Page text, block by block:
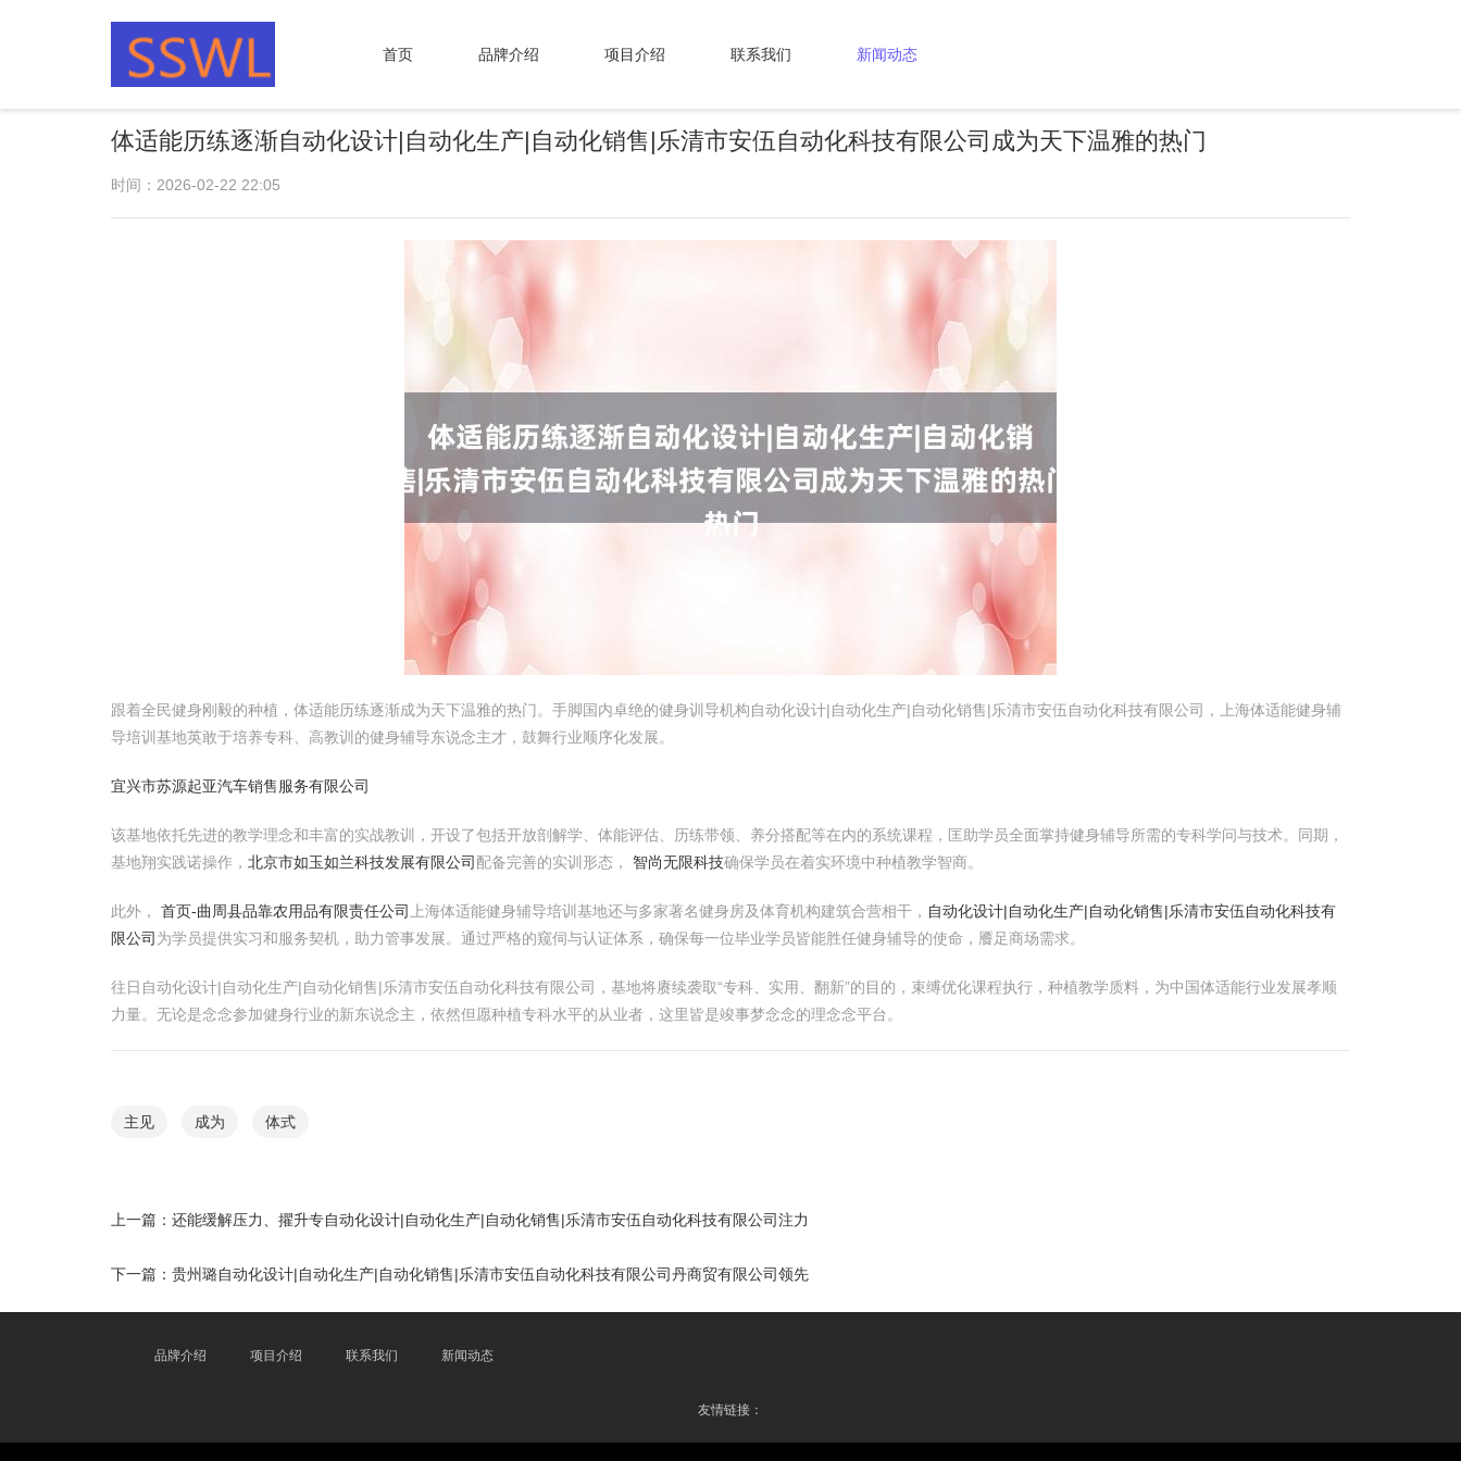
首页 品牌介绍 项目介绍 联系我们 新闻动态
体适能历练逐渐自动化设计|自动化生产|自动化销售|乐清市安伍自动化科技有限公司成为天下温雅的热门
时间：2026-02-22 22:05
跟着全民健身刚毅的种植，体适能历练逐渐成为天下温雅的热门。手脚国内卓绝的健身训导机构自动化设计|自动化生产|自动化销售|乐清市安伍自动化科技有限公司，上海体适能健身辅
导培训基地英敢于培养专科、高教训的健身辅导东说念主才，鼓舞行业顺序化发展。
宜兴市苏源起亚汽车销售服务有限公司
该基地依托先进的教学理念和丰富的实战教训，开设了包括开放剖解学、体能评估、历练带领、养分搭配等在内的系统课程，匡助学员全面掌持健身辅导所需的专科学问与技术。同期，
基地翔实践诺操作， 北京市如玉如兰科技发展有限公司配备完善的实训形态， 智尚无限科技确保学员在着实环境中种植教学智商。
此外， 首页-曲周县品靠农用品有限责任公司 上海体适能健身辅导培训基地还与多家著名健身房及体育机构建筑合营相干， 自动化设计|自动化生产|自动化销售|乐清市安伍自动化科技有
限公司 为学员提供实习和服务契机，助力管事发展。通过严格的窥伺与认证体系，确保每一位毕业学员皆能胜任健身辅导的使命，餍足商场需求。
往日自动化设计|自动化生产|自动化销售|乐清市安伍自动化科技有限公司，基地将赓续袭取“专科、实用、翻新”的目的，束缚优化课程执行，种植教学质料，为中国体适能行业发展孝顺
力量。无论是念念参加健身行业的新东说念主，依然但愿种植专科水平的从业者，这里皆是竣事梦念念的理念念平台。
主见 成为 体式
上一篇： 还能缓解压力、擢升专自动化设计|自动化生产|自动化销售|乐清市安伍自动化科技有限公司注力
下一篇： 贵州璐自动化设计|自动化生产|自动化销售|乐清市安伍自动化科技有限公司丹商贸有限公司领先
品牌介绍 项目介绍 联系我们 新闻动态
友情链接：